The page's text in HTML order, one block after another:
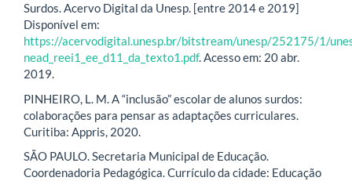
Surdos. Acervo Digital da Unesp. [entre 2014 e 2019]
Disponível em:
https://acervodigital.unesp.br/bitstream/unesp/252175/1/
nead_reei1_ee_d11_da_texto1.pdf. Acesso em: 20 abr.
2019.
PINHEIRO, L. M. A “inclusão” escolar de alunos surdos:
colaborações para pensar as adaptações curriculares.
Curitiba: Appris, 2020.
SÃO PAULO. Secretaria Municipal de Educação.
Coordenadoria Pedagógica. Currículo da cidade: Educação